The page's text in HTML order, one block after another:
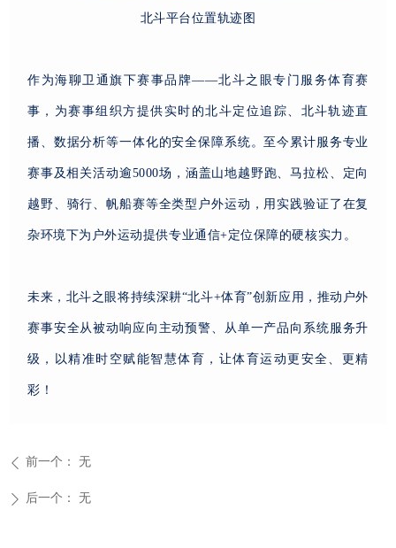
北斗平台位置轨迹图
作为海聊卫通旗下赛事品牌——北斗之眼专门服务体育赛
事，为赛事组织方提供实时的北斗定位追踪、北斗轨迹直
播、数据分析等一体化的安全保障系统。至今累计服务专业
赛事及相关活动逾5000场，涵盖山地越野跑、马拉松、定向
越野、骑行、帆船赛等全类型户外运动，用实践验证了在复
杂环境下为户外运动提供专业通信+定位保障的硬核实力。
未来，北斗之眼将持续深耕“北斗+体育”创新应用，推动户外
赛事安全从被动响应向主动预警、从单一产品向系统服务升
级，以精准时空赋能智慧体育，让体育运动更安全、更精
彩！
ꄴ 前一个： 无
ꄲ 后一个： 无